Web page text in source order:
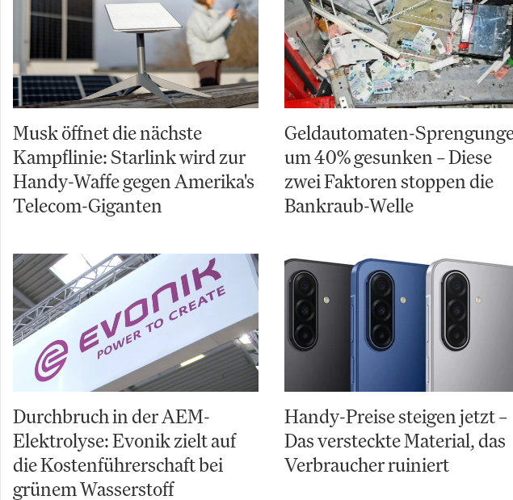
Musk öffnet die nächste
Kampflinie: Starlink wird zur
Handy-Waffe gegen Amerika's
Telecom-Giganten
Geldautomaten-
um 40% gesunken – Diese
zwei Faktoren stoppen die
Bankraub-Welle
Durchbruch in der AEM-
Elektrolyse: Evonik zielt auf
die Kostenführerschaft bei
grünem Wasserstoff
Handy-Preise steigen jetzt –
Das versteckte Material, das
Verbraucher ruiniert